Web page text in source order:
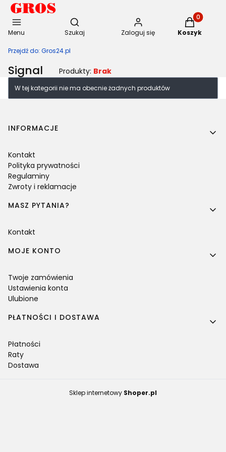
Menu
Otwórz wyszukiwarkę
Szukaj Zaloguj się
Produkty
Koszyk
Przejdź do: Gros24.pl
Signal Produkty: Brak
Lista produktów
W tej kategorii nie ma obecnie żadnych produktów
Linki w stopce
INFORMACJE
Kontakt
Polityka prywatności
Regulaminy
Zwroty i reklamacje
MASZ PYTANIA?
Kontakt
MOJE KONTO
Twoje zamówienia
Ustawienia konta
Ulubione
PŁATNOŚCI I DOSTAWA
Płatności
Raty
Dostawa
Sklep internetowy Shoper.pl